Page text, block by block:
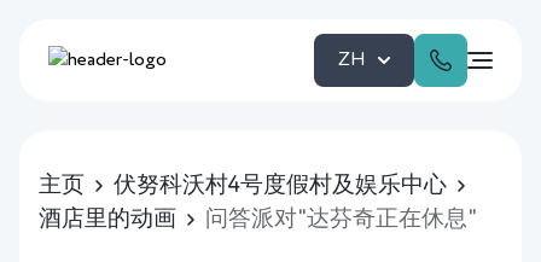
ZH
主页
伏努科沃村4号度假村及娱乐中心
酒店里的动画
问答派对"达芬奇正在休息"